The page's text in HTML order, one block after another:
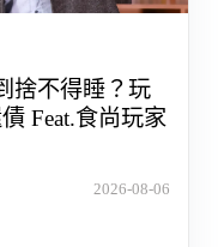
捨不得睡？玩
Feat.食尚玩家
2026-08-06